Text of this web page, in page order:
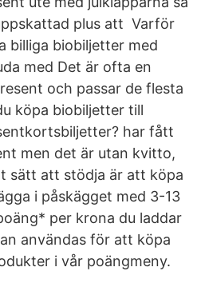
plus att Varför
billiga biobiljetter med
med Det är ofta en
och passar de flesta
köpa biobiljetter till
har fått
men det är utan kvitto,
sätt att stödja är att köpa
i påskägget med 3-13
per krona du laddar
användas för att köpa
i vår poängmeny.